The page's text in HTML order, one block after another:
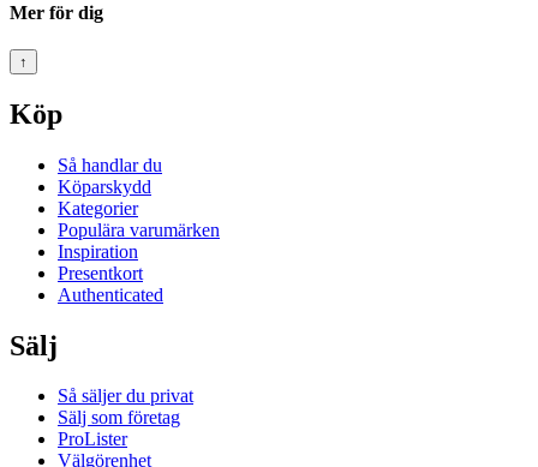
Mer för dig
↑
Köp
Så handlar du
Köparskydd
Kategorier
Populära varumärken
Inspiration
Presentkort
Authenticated
Sälj
Så säljer du privat
Sälj som företag
ProLister
Välgörenhet